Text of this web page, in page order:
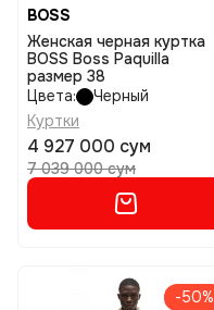
BOSS
Женская черная куртка
BOSS Boss Paquilla
размер 38
Цвета:
Черный
Куртки
4 927 000 сум
7 039 000 сум
-50%